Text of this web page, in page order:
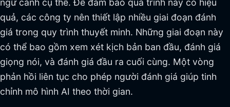
ngữ cảnh cụ thể. Để đảm bảo quá trình này có hiệu
quả, các công ty nên thiết lập nhiều giai đoạn đánh
giá trong quy trình thuyết minh. Những giai đoạn này
có thể bao gồm xem xét kịch bản ban đầu, đánh giá
giọng nói, và đánh giá đầu ra cuối cùng. Một vòng
phản hồi liên tục cho phép người đánh giá giúp tinh
chỉnh mô hình AI theo thời gian.